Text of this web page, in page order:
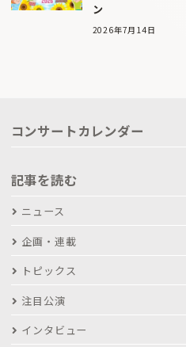
ン
2026年7月14日
コンサートカレンダー
記事を読む
ニュース
企画・連載
トピックス
注目公演
インタビュー